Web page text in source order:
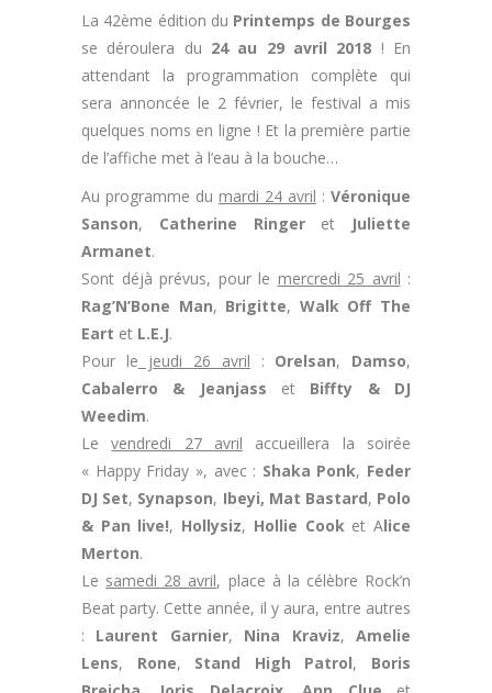
La 42ème édition du Printemps de Bourges
se déroulera du 24 au 29 avril 2018 ! En
attendant la programmation complète qui
sera annoncée le 2 février, le festival a mis
quelques noms en ligne ! Et la première partie
de l’affiche met à l’eau à la bouche…
Au programme du mardi 24 avril : Véronique
Sanson, Catherine Ringeret
Juliette
Armanet.
Sont déjà prévus, pour le mercredi 25 avril :
Rag’N’Bone Man, Brigitte, Walk Off The
Eart et L.E.J.
Pour le jeudi 26 avril : Orelsan, Damso,
Cabalerro & Jeanjass et Biffty & DJ
Weedim.
Levendredi 27 avril accueillera la soirée
« Happy Friday », avec : Shaka Ponk, Feder
DJ Set, Synapson, Ibeyi, Mat Bastard, Polo
& Pan live!, Hollysiz, Hollie Cooket Alice
Merton.
Le samedi 28 avril, place à la célèbre Rock’n
Beat party. Cette année, il y aura, entre autres
: Laurent Garnier, Nina Kraviz,Amelie
Lens, Rone, Stand High Patrol, Boris